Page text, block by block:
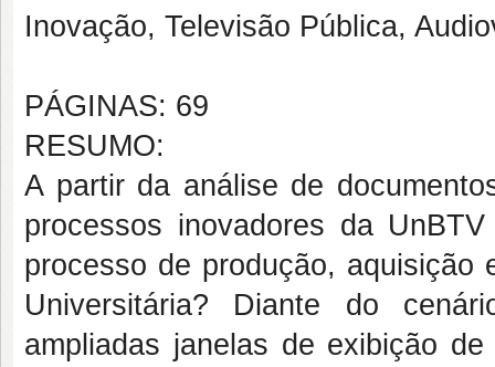
Inovação, Televisão Pública,
PÁGINAS: 69
RESUMO:
A partir da análise de
processos inovadores da
processo de produção, aquisição
Universitária? Diante do
ampliadas janelas de exibição